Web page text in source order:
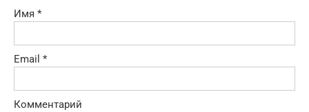
Имя *
Email *
Комментарий